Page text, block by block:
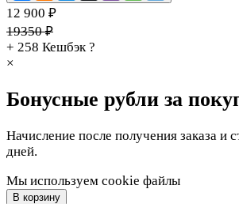
12 900 ₽
19350 ₽
+ 258 Кешбэк ?
×
Бонусные рубли за
Начисление после получения заказа и
дней.
Мы используем cookie файлы
В корзину